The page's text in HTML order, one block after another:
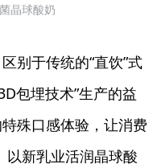
晶球酸奶
别于传统的“直饮”式
包埋技术”生产的益
殊口感体验，让消费
以新乳业活润晶球酸